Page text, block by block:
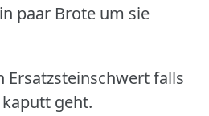
paar Brote um sie
Ersatzsteinschwert falls
geht.